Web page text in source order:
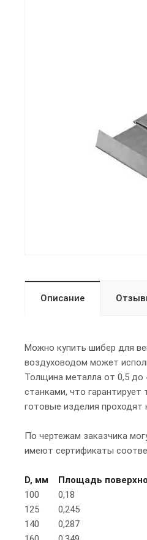
Описание
Можно купить шибер для
воздуховодом может
Толщина металла от 0,5 до
станками, что
готовые изделия проходят
По чертежам заказчика
имеют сертификаты
D, мм Площадь
100
0,18
125
0,245
140
0,287